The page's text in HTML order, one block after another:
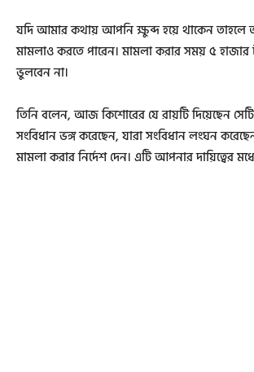
যদি আমার কথায় আপনি ক্ষুব্দ হয়ে থাকেন তাহলে
মামলাও করতে পারেন। মামলা করার সময় ৫ হাজার
ভুলবেন না।
তিনি বলেন, আজ কিশোরের যে রায়টি দিয়েছেন
সংবিধান ভঙ্গ করেছেন, যারা সংবিধান লংঘন
মামলা করার নির্দেশ দেন। এটি আপনার দায়িত্বের